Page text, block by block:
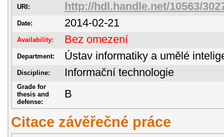
URI: http://hdl.handle.net/10563/
Date: 2014-02-21
Availability: Bez omezení
Department: Ústav informatiky a umělé
Discipline: Informační technologie
Grade for
thesis and
defense:
B
Citace závěřečné práce